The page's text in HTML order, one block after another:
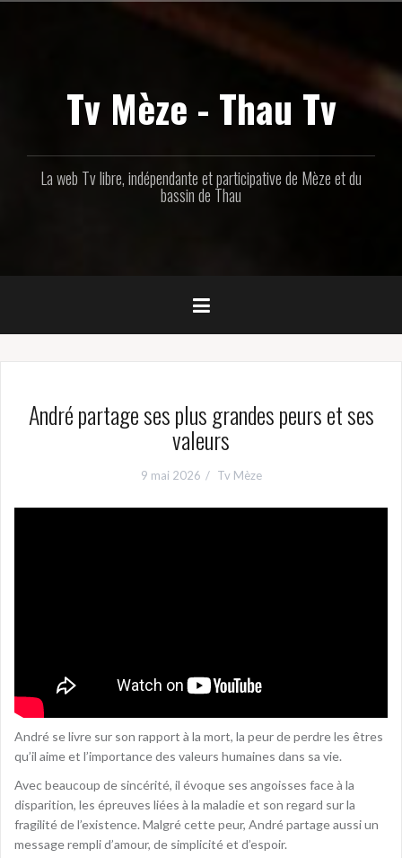
Tv Mèze - Thau Tv
La web Tv libre, indépendante et participative de Mèze et du
bassin de Thau
André partage ses plus grandes peurs et ses
valeurs
9 mai 2026 Tv Mèze
André se livre sur son rapport à la mort, la peur de perdre les êtres
qu’il aime et l’importance des valeurs humaines dans sa vie.
Avec beaucoup de sincérité, il évoque ses angoisses face à la
disparition, les épreuves liées à la maladie et son regard sur la
fragilité de l’existence. Malgré cette peur, André partage aussi un
message rempli d’amour, de simplicité et d’espoir.